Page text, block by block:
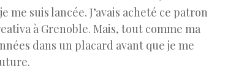
suis lancée. J’avais acheté ce patron
à Grenoble. Mais, tout comme ma
dans un placard avant que je me